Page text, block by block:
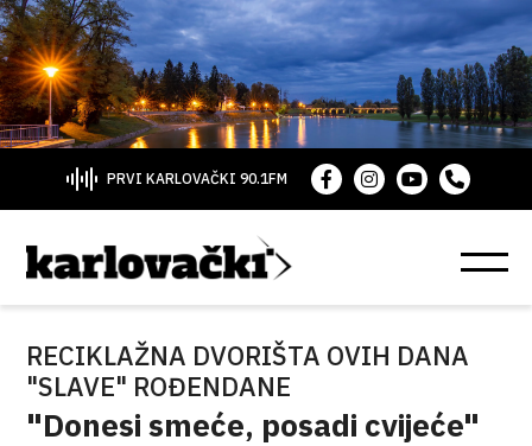
PRVI KARLOVAČKI 90.1FM
RECIKLAŽNA DVORIŠTA OVIH DANA
"SLAVE" ROĐENDANE
"Donesi smeće, posadi cvijeće"